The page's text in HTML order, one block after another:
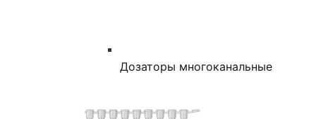
Дозаторы многоканальные